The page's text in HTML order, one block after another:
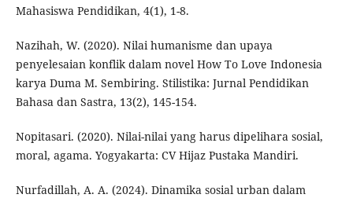
Mahasiswa Pendidikan, 4(1), 1-8.
Nazihah, W. (2020). Nilai humanisme dan upaya
penyelesaian konflik dalam novel How To Love Indonesia
karya Duma M. Sembiring. Stilistika: Jurnal Pendidikan
Bahasa dan Sastra, 13(2), 145-154.
Nopitasari. (2020). Nilai-nilai yang harus dipelihara sosial,
moral, agama. Yogyakarta: CV Hijaz Pustaka Mandiri.
Nurfadillah, A. A. (2024). Dinamika sosial urban dalam